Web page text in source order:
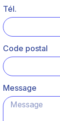
Tél.
Code postal
Message